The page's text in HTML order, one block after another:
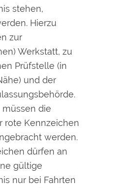
stehen,
Hierzu
zur
Werkstatt, zu
Prüfstelle (in
und der
müssen die
rote Kennzeichen
werden.
dürfen an
gültige
nur bei Fahrten